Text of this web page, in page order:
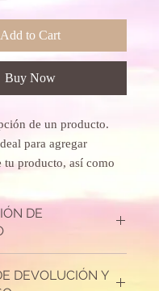
Add to Cart
Buy Now
de un producto.
para agregar
tu producto, así como
instrucciones de
limpieza.
DE
agregar detalles sobre tu
DEVOLUCIÓN Y